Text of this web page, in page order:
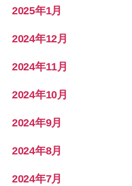
2025年1月
2024年12月
2024年11月
2024年10月
2024年9月
2024年8月
2024年7月